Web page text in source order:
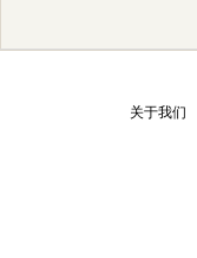
关于我们